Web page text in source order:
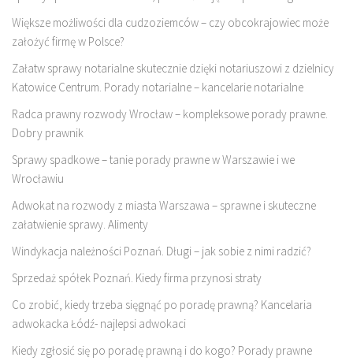
Większe możliwości dla cudzoziemców – czy obcokrajowiec może
założyć firmę w Polsce?
Załatw sprawy notarialne skutecznie dzięki notariuszowi z dzielnicy
Katowice Centrum. Porady notarialne – kancelarie notarialne
Radca prawny rozwody Wrocław – kompleksowe porady prawne.
Dobry prawnik
Sprawy spadkowe – tanie porady prawne w Warszawie i we
Wrocławiu
Adwokat na rozwody z miasta Warszawa – sprawne i skuteczne
załatwienie sprawy. Alimenty
Windykacja należności Poznań. Długi – jak sobie z nimi radzić?
Sprzedaż spółek Poznań. Kiedy firma przynosi straty
Co zrobić, kiedy trzeba sięgnąć po poradę prawną? Kancelaria
adwokacka Łódź- najlepsi adwokaci
Kiedy zgłosić się po poradę prawną i do kogo? Porady prawne